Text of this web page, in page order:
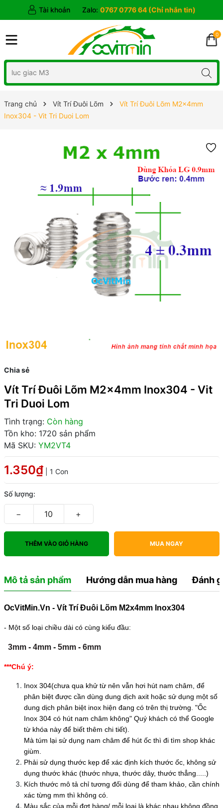
Tài khoản Zalo: 0767 0776 64 (Chỉ nhắn tin)
0
Trang chủ Vít Trí Đuôi Lõm
Vít Trí Đuôi Lõm M2x4mm
Inox304 - Vit Tri Duoi Lom
Chia sẻ
Vít Trí Đuôi Lõm M2x4mm Inox304 - Vit
Tri Duoi Lom
Tình trạng: Còn hàng
Tồn kho: 1720 sản phẩm
Mã SKU: YM2VT4
1.350₫ | 1 Con
Số lượng:
− +
THÊM VÀO GIỎ HÀNG MUA NGAY
Mô tả sản phẩm Hướng dẫn mua hàng Đánh
OcVitMin.Vn - Vít Trí Đuôi Lõm M2x4mm Inox304
- Một số loại chiều dài có cùng kiểu đầu:
3mm- 4mm- 5mm- 6mm
***Chú ý:
Inox 304(chưa qua khử từ nên vẫn hơi hút nam châm, để
phân biệt được cần dùng dung dịch axit hoặc sử dụng một số
dung dịch phân biệt inox hiện đang có trên thị trường. "Ốc
Inox 304 có hút nam châm không" Quý khách có thể Google
từ khóa này để biết thêm chi tiết).
Mà túm lại sử dụng nam châm để hút ốc thì đi tìm shop khác
giùm.
Phải sử dụng thước kẹp để xác định kích thước ốc, không sử
dụng thước khác (thước nhựa, thước dây, thước thẳng.....)
Kích thước mô tả chỉ tương đối dùng để tham khảo, cần chính
xác từng mm thì không có.
Màu sắc của mỗi đợt hàng/ mỗi loại là khác nhau không đồng